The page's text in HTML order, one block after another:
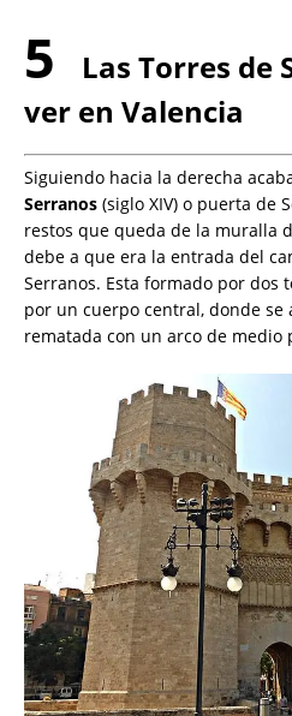
5
Las Torres de
ver en Valencia
Siguiendo hacia la derecha
Serranos (siglo XIV) o puerta de
restos que queda de la muralla
debe a que era la entrada del
Serranos. Esta formado por dos
por un cuerpo central, donde se
rematada con un arco de medio